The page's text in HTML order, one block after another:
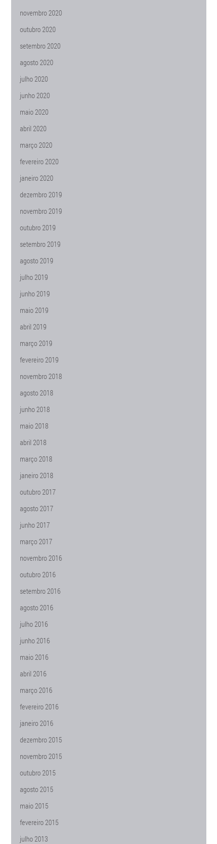
novembro 2020
outubro 2020
setembro 2020
agosto 2020
julho 2020
junho 2020
maio 2020
abril 2020
março 2020
fevereiro 2020
janeiro 2020
dezembro 2019
novembro 2019
outubro 2019
setembro 2019
agosto 2019
julho 2019
junho 2019
maio 2019
abril 2019
março 2019
fevereiro 2019
novembro 2018
agosto 2018
junho 2018
maio 2018
abril 2018
março 2018
janeiro 2018
outubro 2017
agosto 2017
junho 2017
março 2017
novembro 2016
outubro 2016
setembro 2016
agosto 2016
julho 2016
junho 2016
maio 2016
abril 2016
março 2016
fevereiro 2016
janeiro 2016
dezembro 2015
novembro 2015
outubro 2015
agosto 2015
maio 2015
fevereiro 2015
julho 2013